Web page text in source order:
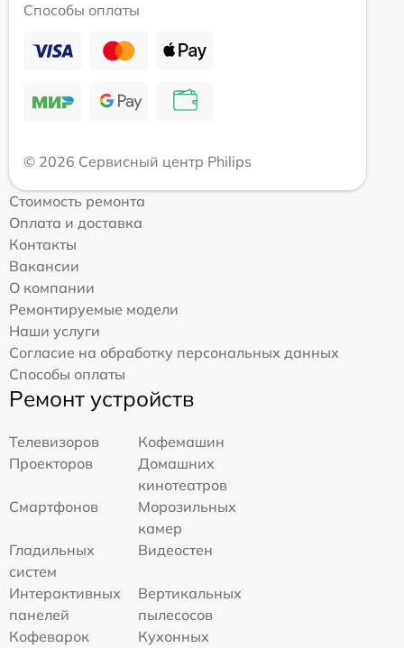
Способы оплаты
© 2026 Сервисный центр Philips
Стоимость ремонта
Оплата и доставка
Контакты
Вакансии
О компании
Ремонтируемые модели
Наши услуги
Согласие на обработку персональных данных
Способы оплаты
Ремонт устройств
Телевизоров
Кофемашин
Проекторов
Домашних
кинотеатров
Смартфонов
Морозильных
камер
Гладильных
систем
Видеостен
Интерактивных
панелей
Вертикальных
пылесосов
Кофеварок
Кухонных